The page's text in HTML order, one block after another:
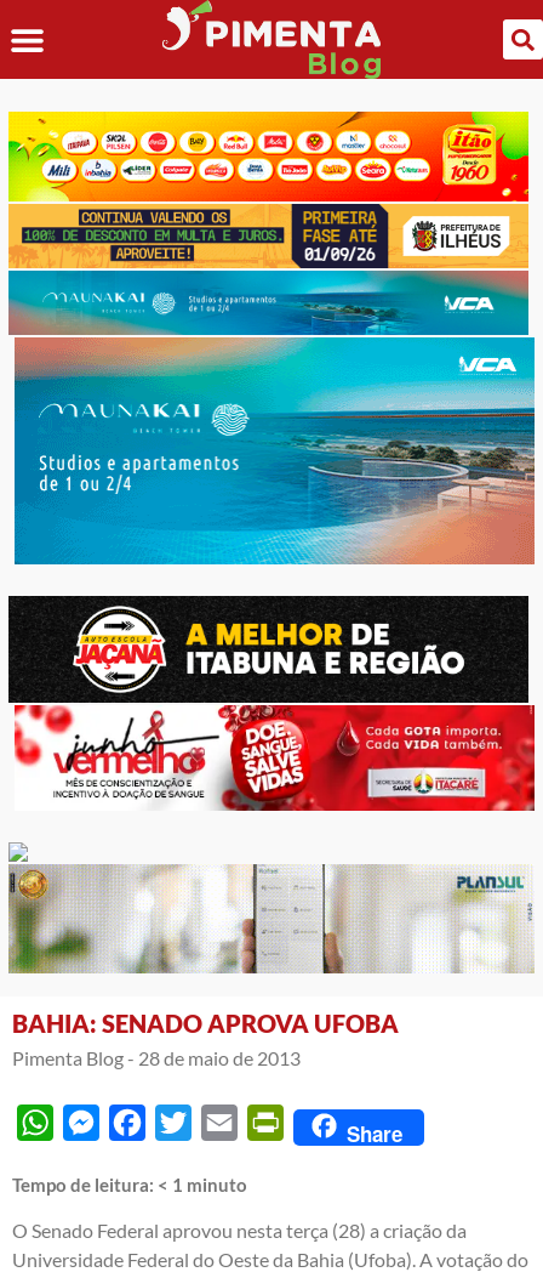
BAHIA: SENADO APROVA UFOBA
Pimenta Blog - 28 de maio de 2013
WhatsAppMessengerFacebook
Twitter Email PrintFriendly
Share
Tempo de leitura: < 1 minuto
O Senado Federal aprovou nesta terça (28) a criação da
Universidade Federal do Oeste da Bahia (Ufoba). A votação do